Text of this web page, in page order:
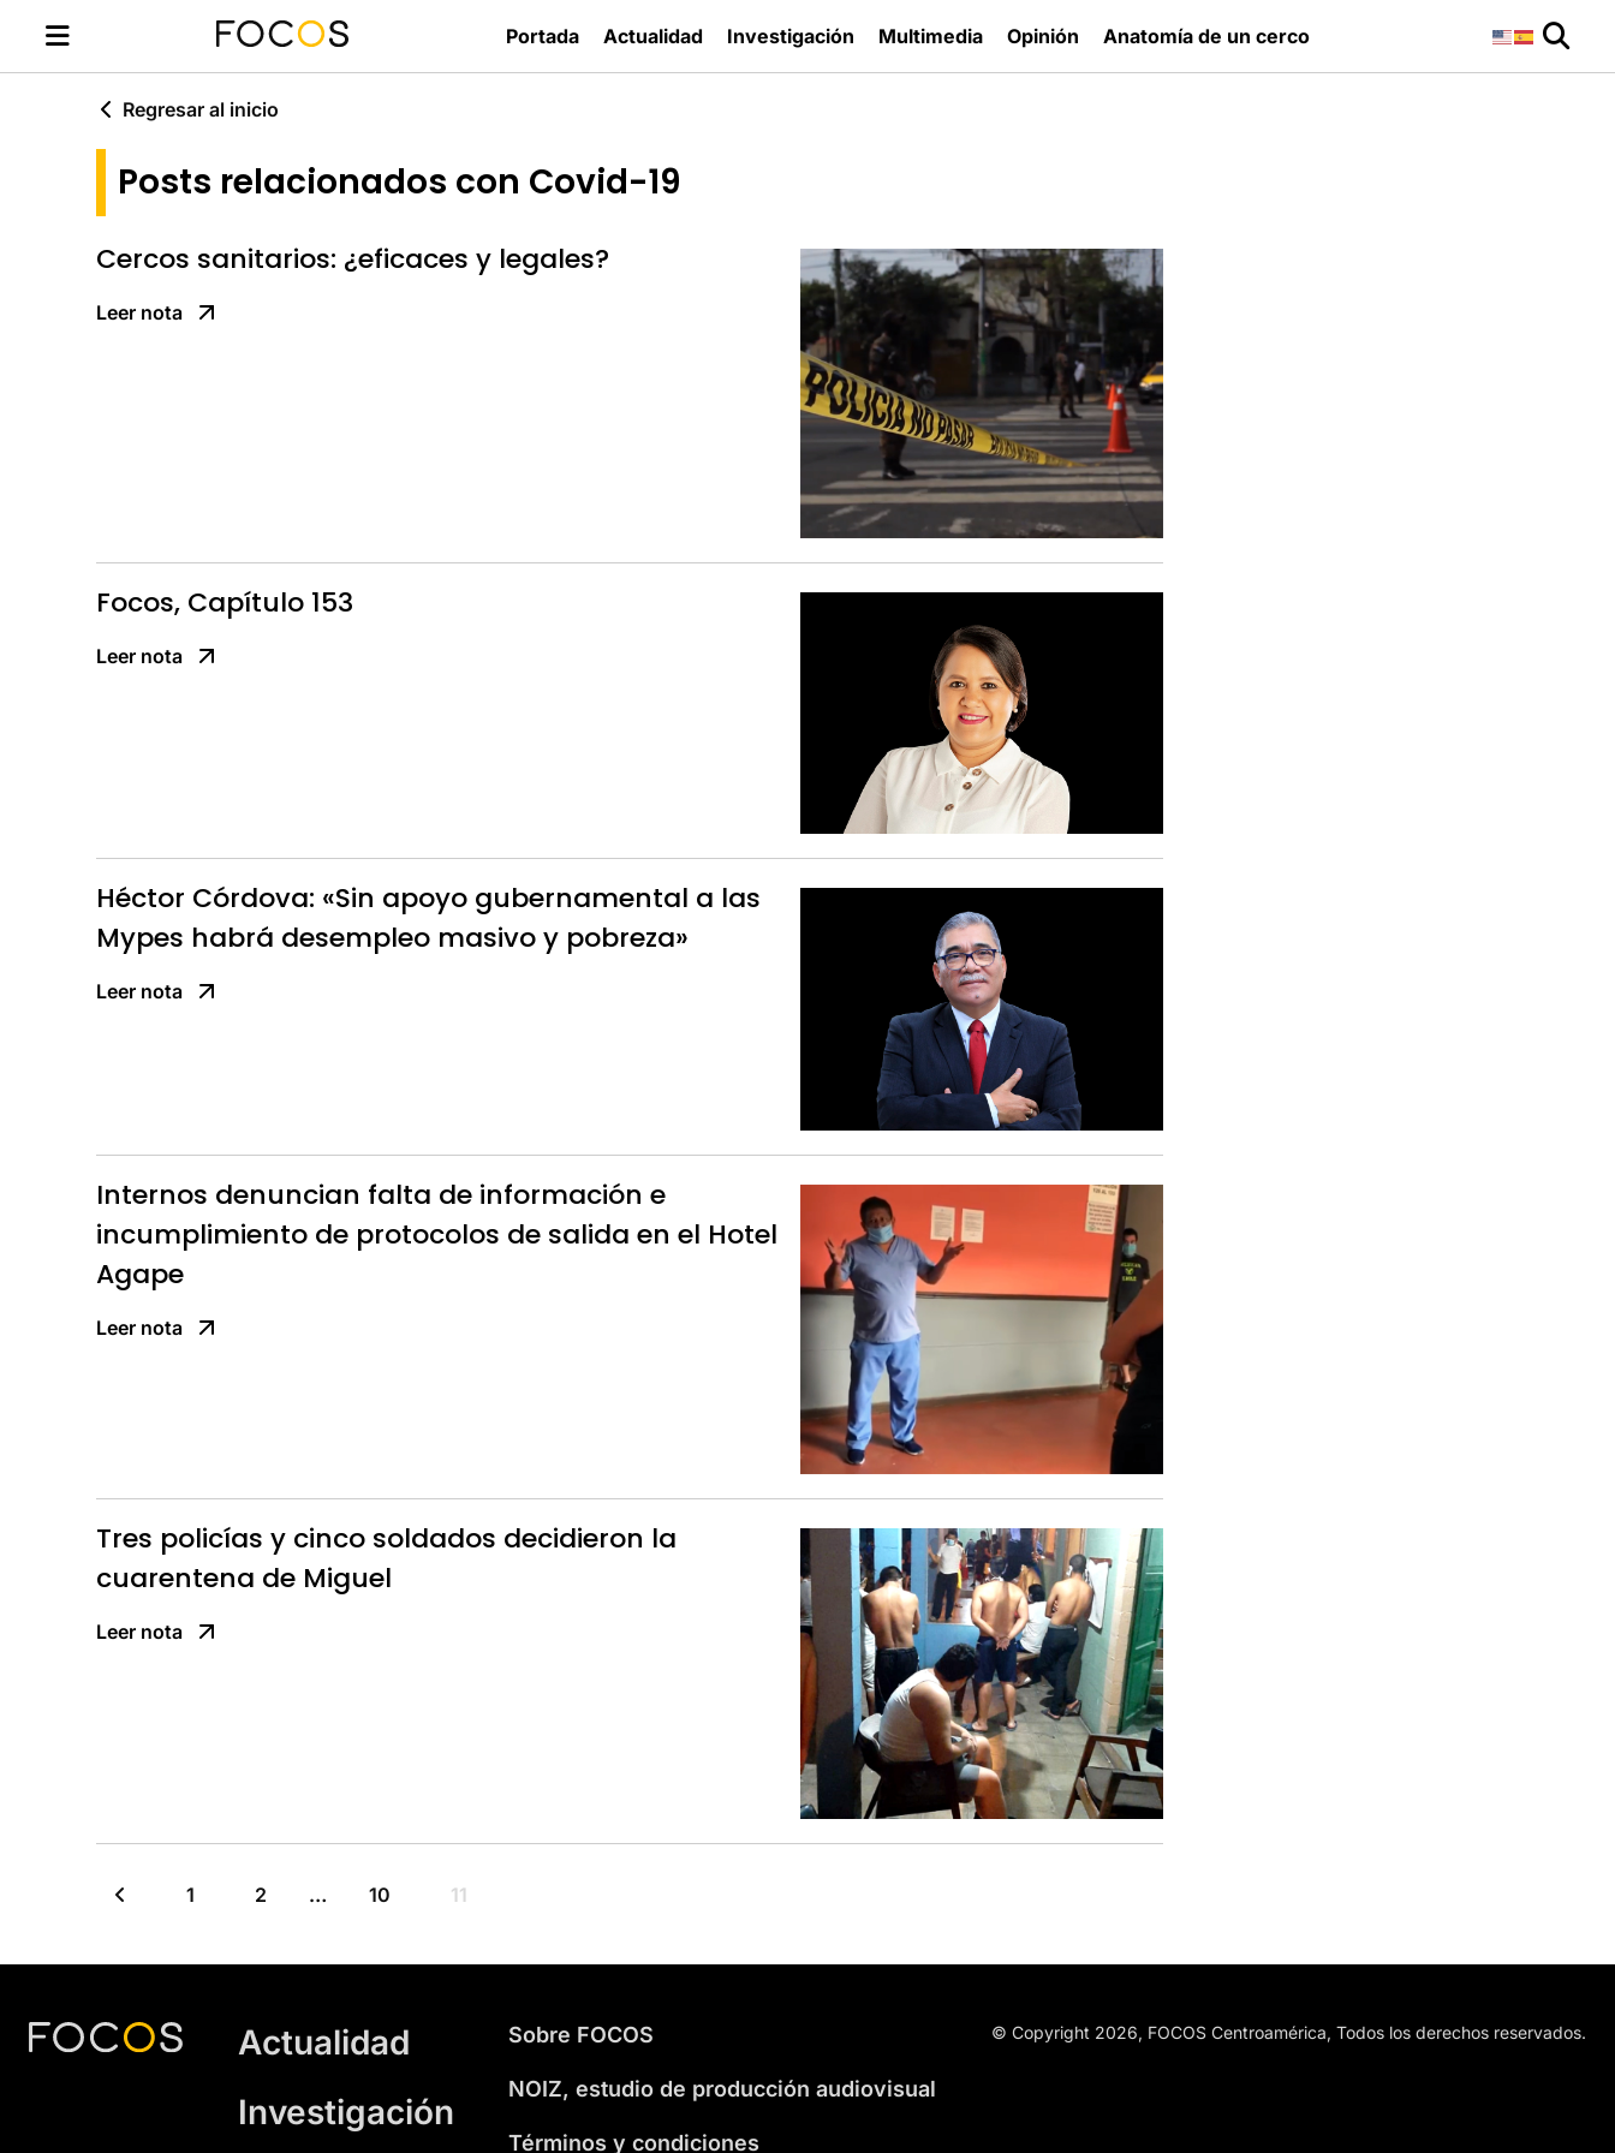
Portada Actualidad Investigación Multimedia Opinión Anatomía de un cerco
Regresar al inicio
Posts relacionados con Covid-19
Cercos sanitarios: ¿eficaces y legales?
Leer nota
Focos, Capítulo 153
Leer nota
Héctor Córdova: «Sin apoyo gubernamental a las
Mypes habrá desempleo masivo y pobreza»
Leer nota
Internos denuncian falta de información e
incumplimiento de protocolos de salida en el Hotel
Agape
Leer nota
Tres policías y cinco soldados decidieron la
cuarentena de Miguel
Leer nota
1 2 … 10 11
Actualidad
Investigación
Sobre FOCOS
NOIZ, estudio de producción audiovisual
Términos y condiciones
© Copyright 2026, FOCOS Centroamérica, Todos los derechos reservados.